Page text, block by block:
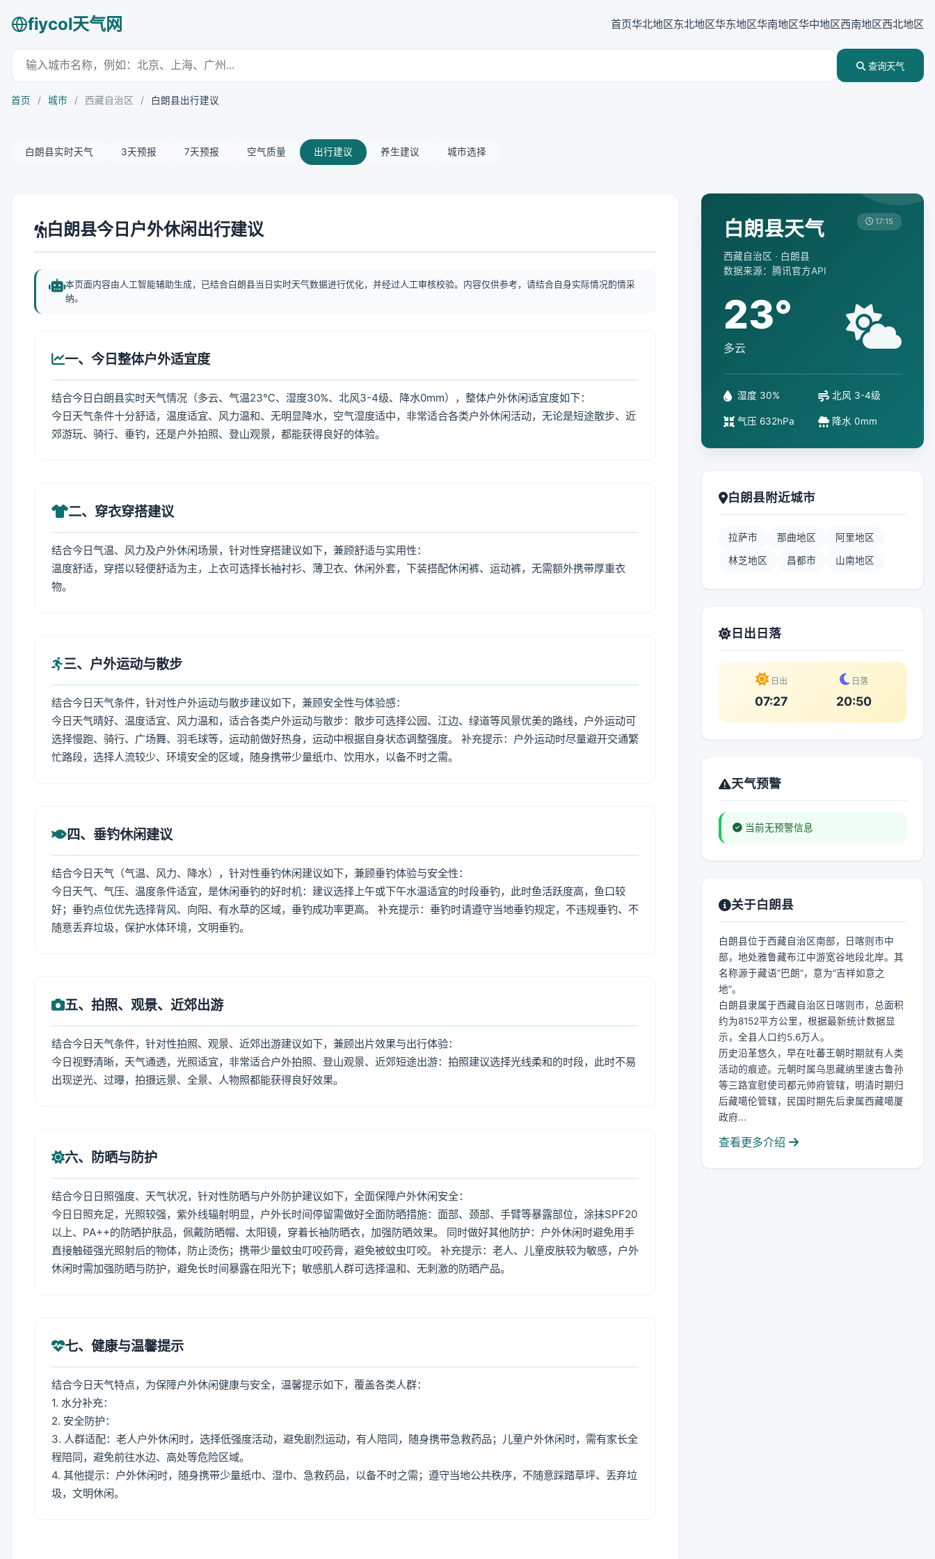
fiycol天气网 首页华北地区东北地区华东地区华南地区华中地区西南地区西北地区
查询天气
首页 / 城市 / 西藏自治区 / 白朗县出行建议
白朗县实时天气 3天预报 7天预报 空气质量 出行建议 养生建议 城市选择
白朗县今日户外休闲出行建议
本页面内容由人工智能辅助生成，已结合白朗县当日实时天气数据进行优化，并经过人工审核校验。内容仅供参考，请结合自身实际情况酌情采
纳。
一、今日整体户外适宜度
结合今日白朗县实时天气情况（多云、气温23℃、湿度30%、北风3-4级、降水0mm），整体户外休闲适宜度如下：
今日天气条件十分舒适，温度适宜、风力温和、无明显降水，空气湿度适中，非常适合各类户外休闲活动，无论是短途散步、近
郊游玩、骑行、垂钓，还是户外拍照、登山观景，都能获得良好的体验。
二、穿衣穿搭建议
结合今日气温、风力及户外休闲场景，针对性穿搭建议如下，兼顾舒适与实用性：
温度舒适，穿搭以轻便舒适为主，上衣可选择长袖衬衫、薄卫衣、休闲外套，下装搭配休闲裤、运动裤，无需额外携带厚重衣
物。
三、户外运动与散步
结合今日天气条件，针对性户外运动与散步建议如下，兼顾安全性与体验感：
今日天气晴好、温度适宜、风力温和，适合各类户外运动与散步：散步可选择公园、江边、绿道等风景优美的路线，户外运动可
选择慢跑、骑行、广场舞、羽毛球等，运动前做好热身，运动中根据自身状态调整强度。 补充提示：户外运动时尽量避开交通繁
忙路段，选择人流较少、环境安全的区域，随身携带少量纸巾、饮用水，以备不时之需。
四、垂钓休闲建议
结合今日天气（气温、风力、降水），针对性垂钓休闲建议如下，兼顾垂钓体验与安全性：
今日天气、气压、温度条件适宜，是休闲垂钓的好时机：建议选择上午或下午水温适宜的时段垂钓，此时鱼活跃度高，鱼口较
好；垂钓点位优先选择背风、向阳、有水草的区域，垂钓成功率更高。 补充提示：垂钓时请遵守当地垂钓规定，不违规垂钓、不
随意丢弃垃圾，保护水体环境，文明垂钓。
五、拍照、观景、近郊出游
结合今日天气条件，针对性拍照、观景、近郊出游建议如下，兼顾出片效果与出行体验：
今日视野清晰，天气通透，光照适宜，非常适合户外拍照、登山观景、近郊短途出游：拍照建议选择光线柔和的时段，此时不易
出现逆光、过曝，拍摄远景、全景、人物照都能获得良好效果。
六、防晒与防护
结合今日日照强度、天气状况，针对性防晒与户外防护建议如下，全面保障户外休闲安全：
今日日照充足，光照较强，紫外线辐射明显，户外长时间停留需做好全面防晒措施：面部、颈部、手臂等暴露部位，涂抹SPF20
以上、PA++的防晒护肤品，佩戴防晒帽、太阳镜，穿着长袖防晒衣，加强防晒效果。 同时做好其他防护：户外休闲时避免用手
直接触碰强光照射后的物体，防止烫伤；携带少量蚊虫叮咬药膏，避免被蚊虫叮咬。 补充提示：老人、儿童皮肤较为敏感，户外
休闲时需加强防晒与防护，避免长时间暴露在阳光下；敏感肌人群可选择温和、无刺激的防晒产品。
七、健康与温馨提示
结合今日天气特点，为保障户外休闲健康与安全，温馨提示如下，覆盖各类人群：
1. 水分补充：
2. 安全防护：
3. 人群适配：老人户外休闲时，选择低强度活动，避免剧烈运动，有人陪同，随身携带急救药品；儿童户外休闲时，需有家长全
程陪同，避免前往水边、高处等危险区域。
4. 其他提示：户外休闲时，随身携带少量纸巾、湿巾、急救药品，以备不时之需；遵守当地公共秩序，不随意踩踏草坪、丢弃垃
圾，文明休闲。
白朗县天气
西藏自治区 · 白朗县
数据来源：腾讯官方API
17:15
23°
多云
湿度 30% 北风 3-4级
气压 632hPa 降水 0mm
白朗县附近城市
拉萨市 那曲地区 阿里地区
林芝地区 昌都市 山南地区
日出日落
日出
07:27
日落
20:50
天气预警
当前无预警信息
关于白朗县
白朗县位于西藏自治区南部，日喀则市中
部，地处雅鲁藏布江中游宽谷地段北岸。其
名称源于藏语“巴朗”，意为“吉祥如意之
地”。
白朗县隶属于西藏自治区日喀则市，总面积
约为8152平方公里，根据最新统计数据显
示，全县人口约5.6万人。
历史沿革悠久，早在吐蕃王朝时期就有人类
活动的痕迹。元朝时属乌思藏纳里速古鲁孙
等三路宣慰使司都元帅府管辖，明清时期归
后藏噶伦管辖，民国时期先后隶属西藏噶厦
政府...
查看更多介绍